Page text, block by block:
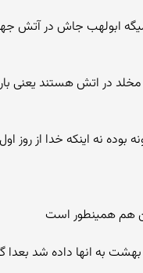
در اتش هستند یعنی بار
بوده نه اینکه خدا از روز
هم همینطور است
به انها داده شد بعدا